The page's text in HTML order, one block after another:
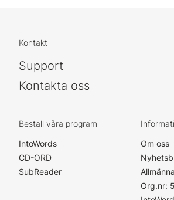
Kontakt
Support
Kontakta oss
Beställ våra program
IntoWords
CD-ORD
SubReader
Om oss
Org.nr: